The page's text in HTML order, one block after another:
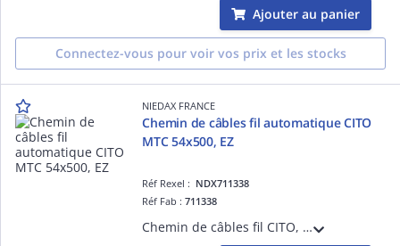
Ajouter au panier
Connectez-vous pour voir vos prix et les stocks
NIEDAX FRANCE
Chemin de câbles fil automatique CITO
MTC 54x500, EZ
Réf Rexel : NDX711338
Réf Fab :711338
Chemin de câbles fil CITO, hauteur 54, largeur 500, finition EZ, entièrement automatique, sans éclisses, ni boulons. S'assemble en un simple clic pour une résistance équivalente à un éclissage traditionnel, se monte en 5 secondes !